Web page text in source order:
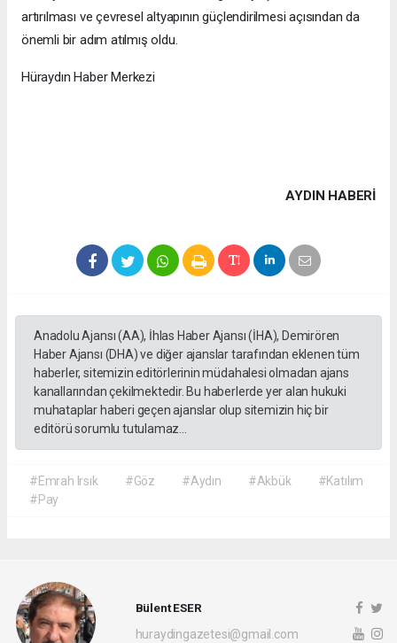
artırılması ve çevresel altyapının güçlendirilmesi açısından da
önemli bir adım atılmış oldu.
Hüraydın Haber Merkezi
AYDIN HABERİ
Anadolu Ajansı (AA), İhlas Haber Ajansı (İHA), Demirören
Haber Ajansı (DHA) ve diğer ajanslar tarafından eklenen tüm
haberler, sitemizin editörlerinin müdahalesi olmadan ajans
kanallarından çekilmektedir. Bu haberlerde yer alan hukuki
muhataplar haberi geçen ajanslar olup sitemizin hiç bir
editörü sorumlu tutulamaz...
#Emrah Irsık #Göz #Aydın #Akbük
#Katılım
#Pay
Bülent ESER
huraydingazetesi@gmail.com